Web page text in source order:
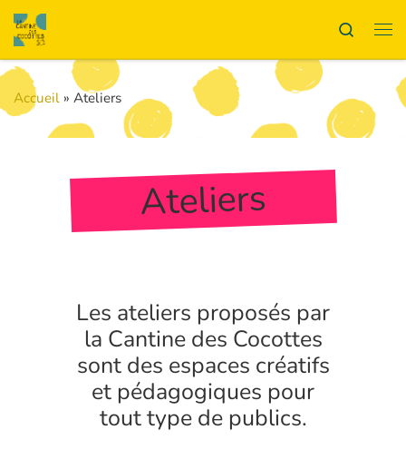
Passer au contenu
Search
Accueil » Ateliers
Ateliers
Les ateliers proposés par
la Cantine des Cocottes
sont des espaces créatifs
et pédagogiques pour
tout type de publics.